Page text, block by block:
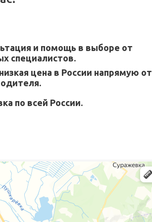
и помощь в выборе от
специалистов.
цена в России напрямую от
по всей России.